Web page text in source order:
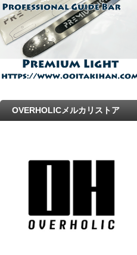
OVERHOLICメルカリストア